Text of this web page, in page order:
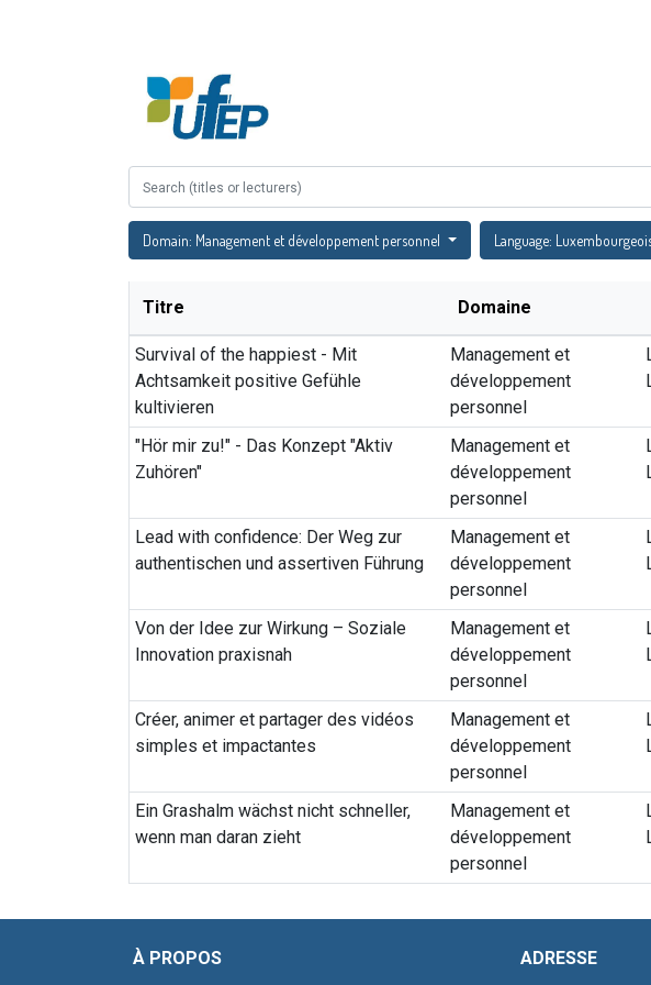
Domain: Management et développement personnel Language:
Titre Domaine
Survival of the happiest - Mit
Achtsamkeit positive Gefühle
kultivieren
Management et
développement
personnel
"Hör mir zu!" - Das Konzept "Aktiv
Zuhören"
Management et
développement
personnel
Lead with confidence: Der Weg zur
authentischen und assertiven Führung
Management et
développement
personnel
Von der Idee zur Wirkung – Soziale
Innovation praxisnah
Management et
développement
personnel
Créer, animer et partager des vidéos
simples et impactantes
Management et
développement
personnel
Ein Grashalm wächst nicht schneller,
wenn man daran zieht
Management et
développement
personnel
À PROPOS ADRESSE